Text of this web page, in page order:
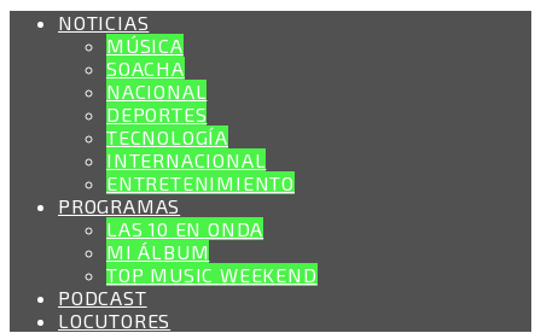
NOTICIAS
MÚSICA
SOACHA
NACIONAL
DEPORTES
TECNOLOGÍA
INTERNACIONAL
ENTRETENIMIENTO
PROGRAMAS
LAS 10 EN ONDA
MI ÁLBUM
TOP MUSIC WEEKEND
PODCAST
LOCUTORES